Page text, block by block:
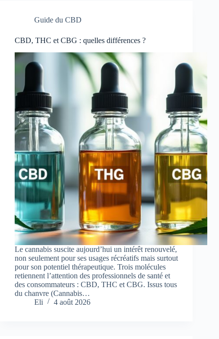
Guide du CBD
CBD, THC et CBG : quelles différences ?
Le cannabis suscite aujourd’hui un intérêt renouvelé,
non seulement pour ses usages récréatifs mais surtout
pour son potentiel thérapeutique. Trois molécules
retiennent l’attention des professionnels de santé et
des consommateurs : CBD, THC et CBG. Issus tous
du chanvre (Cannabis…
Eli
4 août 2026